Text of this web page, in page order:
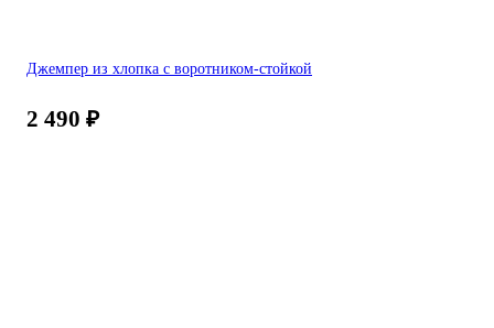
Джемпер из хлопка с воротником-стойкой
2 490 ₽